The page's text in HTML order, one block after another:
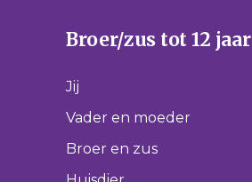
Broer/zus tot 12 jaar
Jij
Vader en moeder
Broer en zus